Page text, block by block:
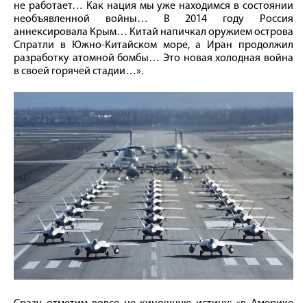
не работает… Как нация мы уже находимся в состоянии
необъявленной вой­ны… В 2014 году Россия
аннексировала Крым… Китай напичкал оружием острова
Спратли в Южно-­Китайском море, а Иран продолжил
разработку атомной бомбы… Это новая холодная вой­на
в своей горячей стадии…».